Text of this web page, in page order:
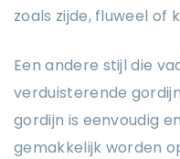
zoals zijde, fluweel of
Een andere stijl die
verduisterende
gordijn is eenvoudig
gemakkelijk worden